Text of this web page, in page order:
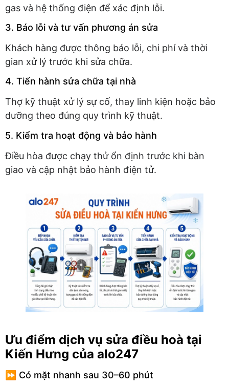
gas và hệ thống điện để xác định lỗi.
3. Báo lỗi và tư vấn phương án sửa
Khách hàng được thông báo lỗi, chi phí và thời
gian xử lý trước khi sửa chữa.
4. Tiến hành sửa chữa tại nhà
Thợ kỹ thuật xử lý sự cố, thay linh kiện hoặc bảo
dưỡng theo đúng quy trình kỹ thuật.
5. Kiểm tra hoạt động và bảo hành
Điều hòa được chạy thử ổn định trước khi bàn
giao và cập nhật bảo hành điện tử.
Ưu điểm dịch vụ sửa điều hoà tại
Kiến Hưng của alo247
⏩ Có mặt nhanh sau 30–60 phút